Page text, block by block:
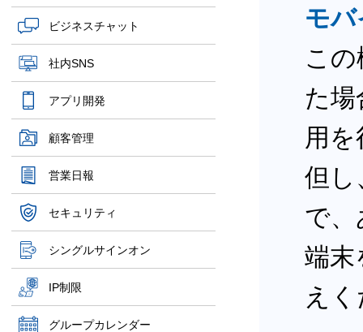
ビジネスチャット
社内SNS
アプリ開発
顧客管理
営業日報
セキュリティ
シングルサインオン
IP制限
グループカレンダー
モ
こ
た
用
但し
で、
端末
え